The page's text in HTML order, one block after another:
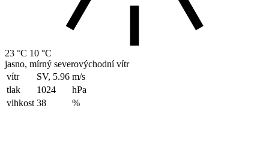
23 °C 10 °C
jasno, mírný severovýchodní vítr
vítr
SV, 5.96 m/s
tlak
1024
hPa
vlhkost 38 %